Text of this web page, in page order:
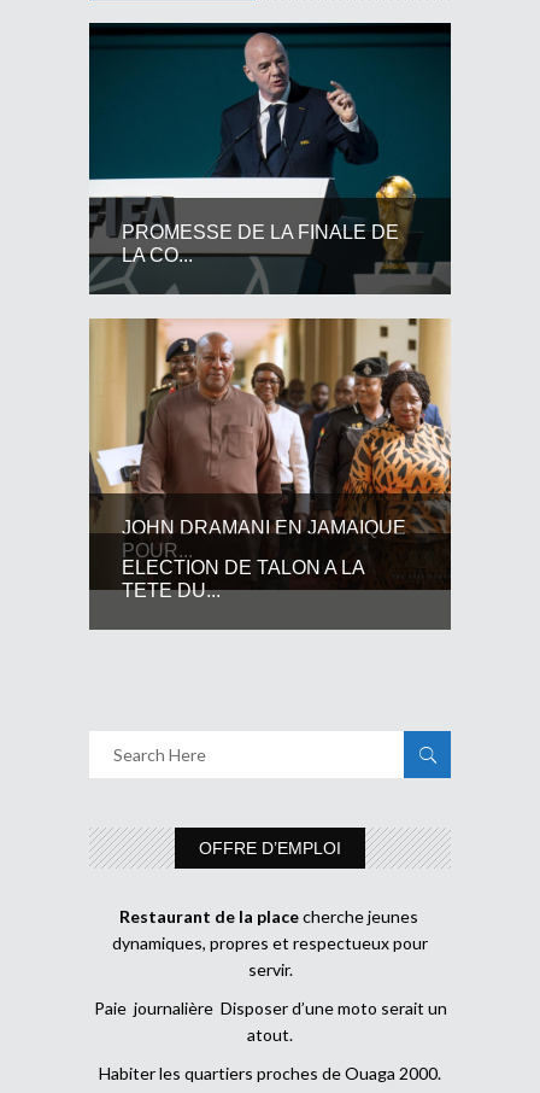
PROMESSE DE LA FINALE DE
LA CO...
JOHN DRAMANI EN JAMAIQUE
POUR...
ELECTION DE TALON A LA
TETE DU...
OFFRE D’EMPLOI
Restaurant de la placecherche jeunes
dynamiques, propres et respectueux pour
servir.
Paie journalière Disposer d’une moto serait un
atout.
Habiter les quartiers proches de Ouaga 2000.